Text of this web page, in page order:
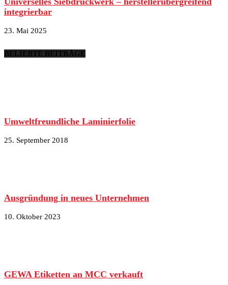
integrierbar
23. Mai 2025
BELIEBTE BEITRÄGE
Umweltfreundliche Laminierfolie
25. September 2018
Ausgründung in neues Unternehmen
10. Oktober 2023
GEWA Etiketten an MCC verkauft